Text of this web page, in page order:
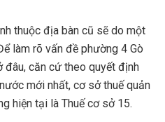
thuộc địa bàn cũ sẽ do một
làm rõ vấn đề phường 4 Gò
đâu, căn cứ theo quyết định
mới nhất, cơ sở thuế quản
hiện tại là Thuế cơ sở 15.